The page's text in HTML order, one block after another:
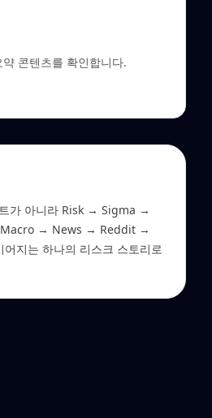
콘텐츠를 확인합니다.
가 아니라 Risk → Sigma →
→ News → Reddit →
지는 하나의 리스크 스토리로